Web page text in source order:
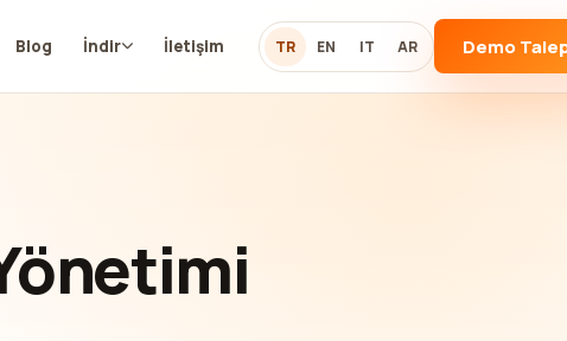
Blog İndir İletişim TR EN IT AR Demo